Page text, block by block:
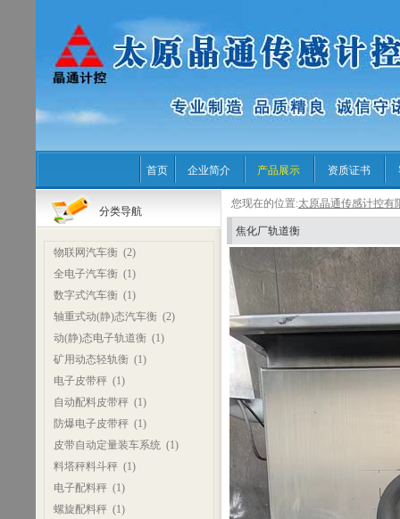
首页 企业简介 产品展示 资质证书
分类导航
物联网汽车衡(2)
全电子汽车衡(1)
数字式汽车衡(1)
轴重式动(静)态汽车衡(2)
动(静)态电子轨道衡(1)
矿用动态轻轨衡(1)
电子皮带秤(1)
自动配料皮带秤(1)
防爆电子皮带秤(1)
皮带自动定量装车系统(1)
料塔秤料斗秤(1)
电子配料秤(1)
螺旋配料秤(1)
您现在的位置:太原晶通传感计控有
焦化厂轨道衡